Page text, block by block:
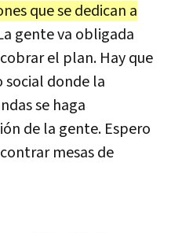
que se dedican a
gente va obligada
el plan. Hay que
social donde la
se haga
de la gente. Espero
mesas de